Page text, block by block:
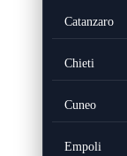
Catanzaro
Chieti
Cuneo
Empoli